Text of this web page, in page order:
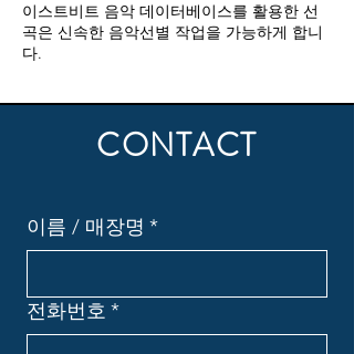
이스트비트 음악 데이터베이스를 활용한 선
곡은 신속한 음악선별 작업을 가능하게 합니
다.
CONTACT
이름 / 매장명 *
전화번호 *